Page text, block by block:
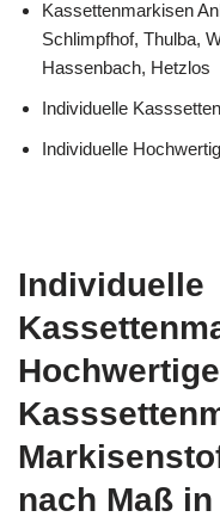
Kassettenmarkisen
Schlimpfhof, Thulba,
Hassenbach, Hetzlos
Individuelle
Individuelle
Individuelle
nach Maß